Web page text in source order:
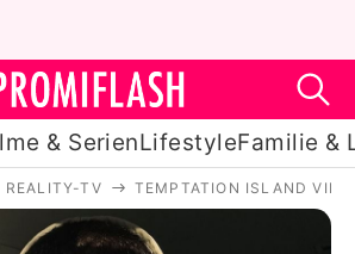
& SerienLifestyleFamilie &
Royals
REALITY-TV TEMPTATION ISLAND VIP